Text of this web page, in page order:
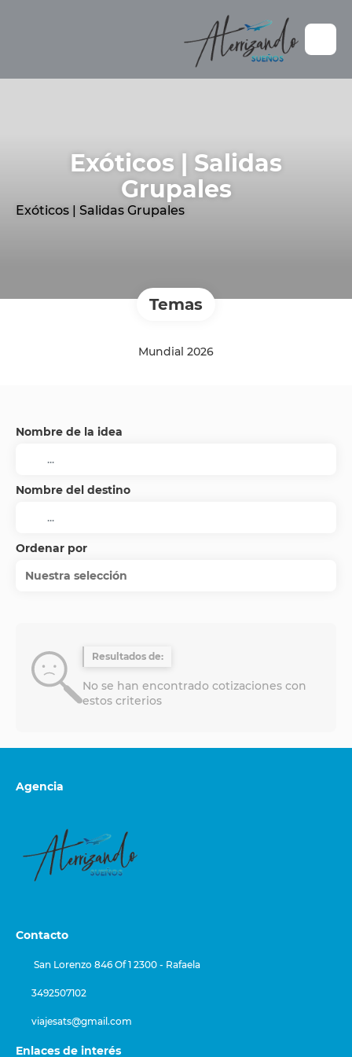
Exóticos | Salidas
Grupales
Exóticos | Salidas Grupales
Temas
Mundial 2026
Nombre de la idea
Nombre del destino
Ordenar por
Nuestra selección
Resultados de:
No se han encontrado cotizaciones con
estos criterios
Agencia
Contacto
San Lorenzo 846 Of 1 2300 - Rafaela
3492507102
viajesats@gmail.com
Enlaces de interés